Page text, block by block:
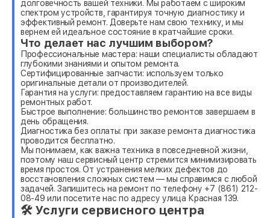
долговечность вашей техники. Мы работаем с широким
спектром устройств, гарантируя точную диагностику и
эффективный ремонт. Доверьте нам свою технику, и мы
вернем ей идеальное состояние в кратчайшие сроки.
Что делает нас лучшим выбором?
Профессиональные мастера: наши специалисты обладают
глубокими знаниями и опытом ремонта.
Сертифицированные запчасти: используем только
оригинальные детали от производителей.
Гарантия на услуги: предоставляем гарантию на все виды
ремонтных работ.
Быстрое выполнение: большинство ремонтов завершаем в
день обращения.
Диагностика без оплаты: при заказе ремонта диагностика
проводится бесплатно.
Мы понимаем, как важна техника в повседневной жизни,
поэтому наш сервисный центр стремится минимизировать
время простоя. От устранения мелких дефектов до
восстановления сложных систем — мы справимся с любой
задачей. Запишитесь на ремонт по телефону +7 (861) 212-
08-49 или посетите нас по адресу улица Красная 139.
🛠 Услуги сервисного центра